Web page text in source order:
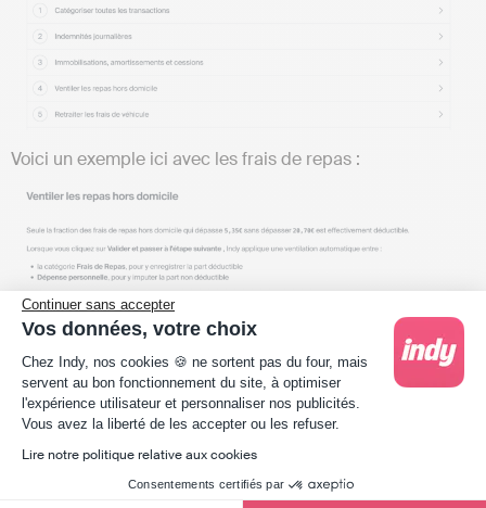
Continuer sans accepter
Vos données, votre choix
Plateforme de Gestion du Consentement :
Chez Indy, nos cookies 🍪 ne sortent pas du four, mais
servent au bon fonctionnement du site, à optimiser
l'expérience utilisateur et personnaliser nos publicités.
Vous avez la liberté de les accepter ou les refuser.
Lire notre politique relative aux cookies
Consentements certifiés par
Axeptio consent
Voici un exemple ici avec les frais de repas :
Une fois toutes les étapes complétées, votre déclaration
est prête ! Vous pouvez l’envoyer en un clic à
administration fiscale. Votre clôture est alors terminée !